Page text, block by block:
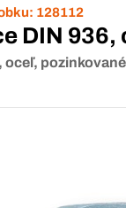
128112
DIN 936,
oceľ, pozinkované